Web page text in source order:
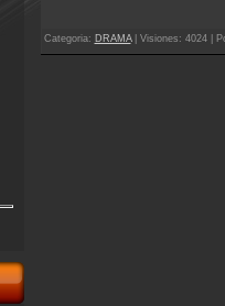
Categoria: DRAMA| Visiones : 4024 |